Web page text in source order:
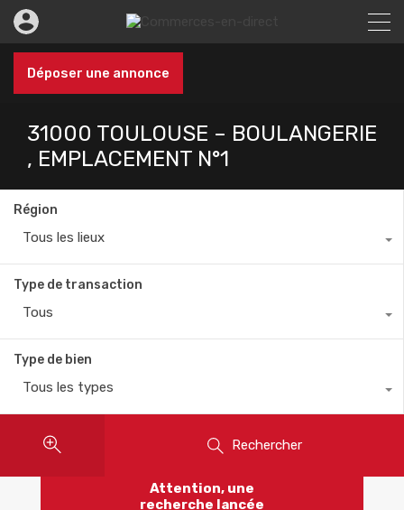
Déposer une annonce
31000 TOULOUSE – BOULANGERIE
, EMPLACEMENT N°1
Région
Tous les lieux
Type de transaction
Tous
Type de bien
Tous les types
Rechercher
Attention, une
recherche lancée